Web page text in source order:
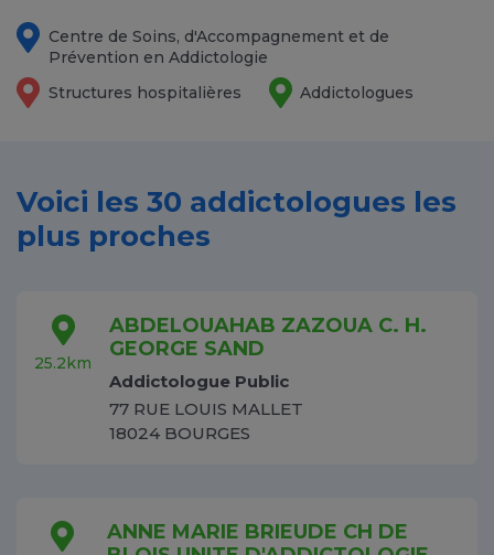
Centre de Soins, d'Accompagnement et de
Prévention en Addictologie
Structures hospitalières
Addictologues
Voici les 30 addictologues les
plus proches
25.2km
ABDELOUAHAB ZAZOUA C. H.
GEORGE SAND
Addictologue Public
77 RUE LOUIS MALLET
18024 BOURGES
ANNE MARIE BRIEUDE CH DE